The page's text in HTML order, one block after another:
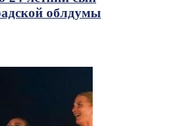
облдумы